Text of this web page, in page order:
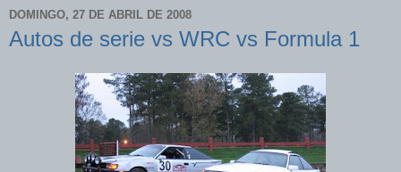
DOMINGO, 27 DE ABRIL DE 2008
Autos de serie vs WRC vs Formula 1